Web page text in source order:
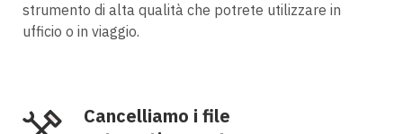
strumento di alta qualità che potrete utilizzare in
ufficio o in viaggio.
Cancelliamo i file